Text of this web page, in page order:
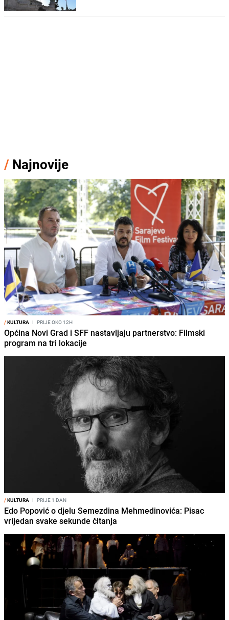
/ Najnovije
/KULTURA I PRIJE OKO 12H
Općina Novi Grad i SFF nastavljaju partnerstvo: Filmski
program na tri lokacije
/KULTURA I PRIJE 1 DAN
Edo Popović o djelu Semezdina Mehmedinovića: Pisac
vrijedan svake sekunde čitanja